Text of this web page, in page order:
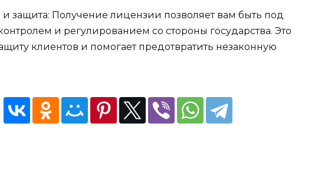
защита: Получение лицензии позволяет вам быть под
и регулированием со стороны государства. Это
клиентов и помогает предотвратить незаконную